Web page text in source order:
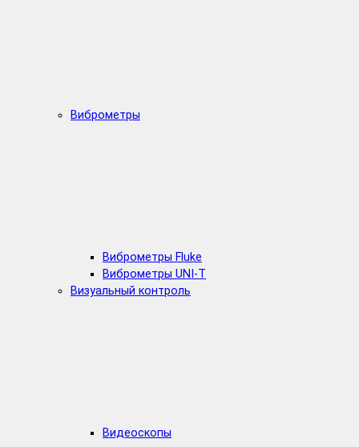
Виброметры
Виброметры Fluke
Виброметры UNI-T
Визуальный контроль
Видеоскопы